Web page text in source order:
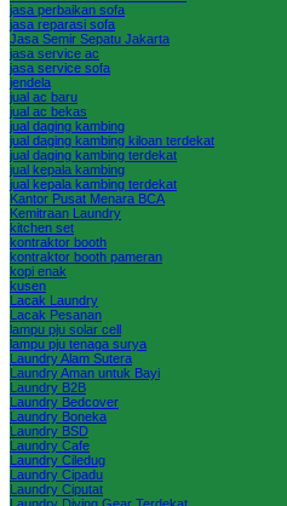
jasa perbaikan sofa
jasa reparasi sofa
Jasa Semir Sepatu Jakarta
jasa service ac
jasa service sofa
jendela
jual ac baru
jual ac bekas
jual daging kambing
jual daging kambing kiloan terdekat
jual daging kambing terdekat
jual kepala kambing
jual kepala kambing terdekat
Kantor Pusat Menara BCA
Kemitraan Laundry
kitchen set
kontraktor booth
kontraktor booth pameran
kopi enak
kusen
Lacak Laundry
Lacak Pesanan
lampu pju solar cell
lampu pju tenaga surya
Laundry Alam Sutera
Laundry Aman untuk Bayi
Laundry B2B
Laundry Bedcover
Laundry Boneka
Laundry BSD
Laundry Cafe
Laundry Ciledug
Laundry Cipadu
Laundry Ciputat